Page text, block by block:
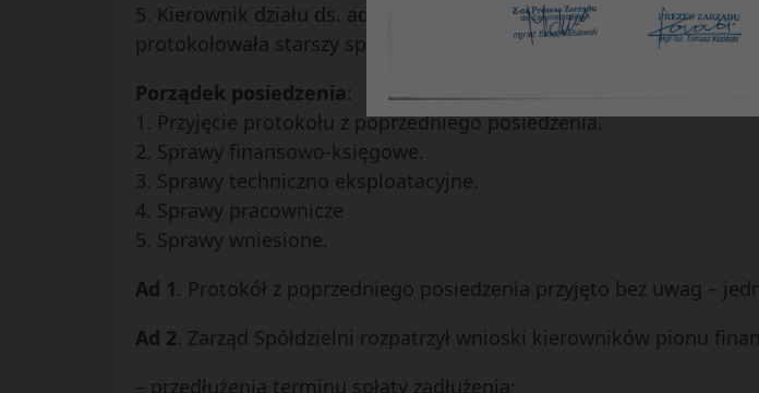
5. Kierownik działu ds. adm. i pracowniczych –Jolanta Dżygadło
protokołowała starszy specjalista ds. samorządowych –Anna
Porządek posiedzenia:
1. Przyjęcie protokołu z poprzedniego posiedzenia.
2. Sprawy finansowo-księgowe.
3. Sprawy techniczno eksploatacyjne.
4. Sprawy pracownicze
5. Sprawy wniesione.
Ad 1 . Protokół z poprzedniego posiedzenia przyjęto bez uwag –
Ad 2. Zarząd Spółdzielni rozpatrzył wnioski kierowników pionu
– przedłużenia terminu spłaty zadłużenia;